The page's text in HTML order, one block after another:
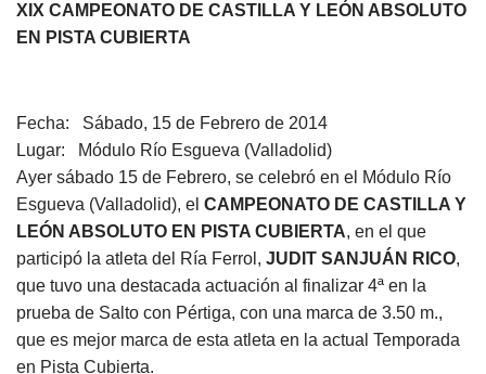
XIX CAMPEONATO DE CASTILLA Y LEÓN ABSOLUTO
EN PISTA CUBIERTA
Fecha: Sábado, 15 de Febrero de 2014
Lugar: Módulo Río Esgueva (Valladolid)
Ayer sábado 15 de Febrero, se celebró en el Módulo Río
Esgueva (Valladolid), el CAMPEONATO DE CASTILLA Y
LEÓN ABSOLUTO EN PISTA CUBIERTA, en el que
participó la atleta del Ría Ferrol, JUDIT SANJUÁN RICO,
que tuvo una destacada actuación al finalizar 4ª en la
prueba de Salto con Pértiga, con una marca de 3.50 m.,
que es mejor marca de esta atleta en la actual Temporada
en Pista Cubierta.